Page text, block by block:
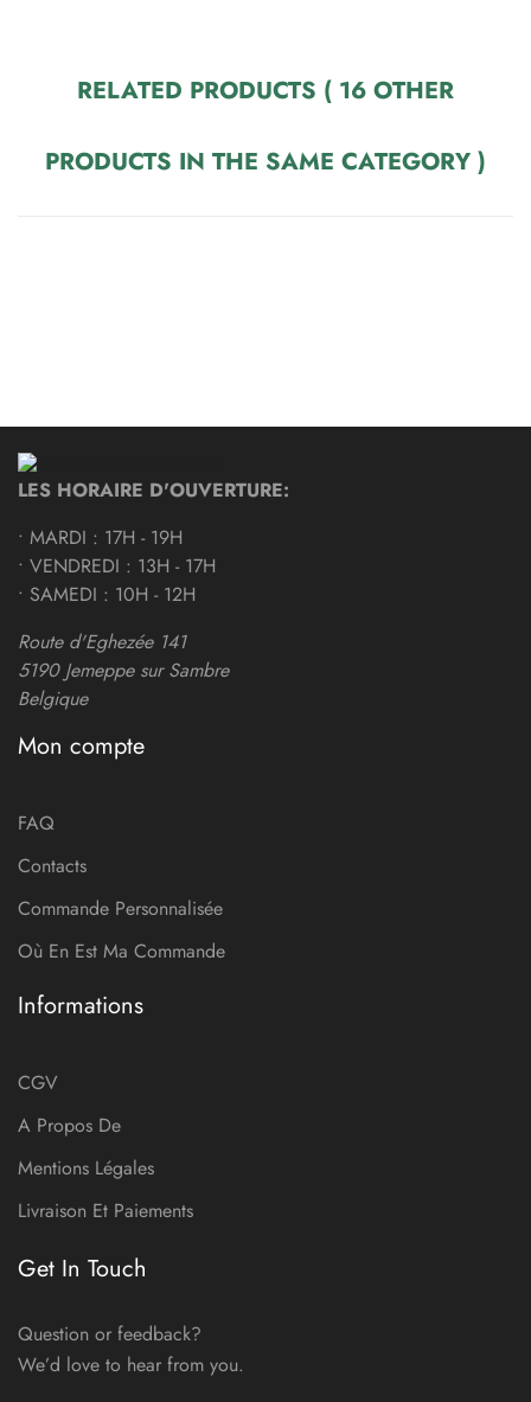
RELATED PRODUCTS ( 16 OTHER
PRODUCTS IN THE SAME CATEGORY )
LES HORAIRE D'OUVERTURE:
• MARDI : 17H - 19H
• VENDREDI : 13H - 17H
• SAMEDI : 10H - 12H
Route d'Eghezée 141
5190 Jemeppe sur Sambre
Belgique
Mon compte
FAQ
Contacts
Commande Personnalisée
Où En Est Ma Commande
Informations
CGV
A Propos De
Mentions Légales
Livraison Et Paiements
Get In Touch
Question or feedback?
We’d love to hear from you.